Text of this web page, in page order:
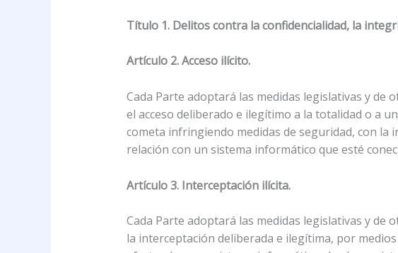
Título 1. Delitos contra la confidencialidad, la
Artículo 2. Acceso ilícito.
Cada Parte adoptará las medidas legislativas y
el acceso deliberado e ilegítimo a la totalidad o a
cometa infringiendo medidas de seguridad, con
relación con un sistema informático que esté
Artículo 3. Interceptación ilícita.
Cada Parte adoptará las medidas legislativas y
la interceptación deliberada e ilegítima, por